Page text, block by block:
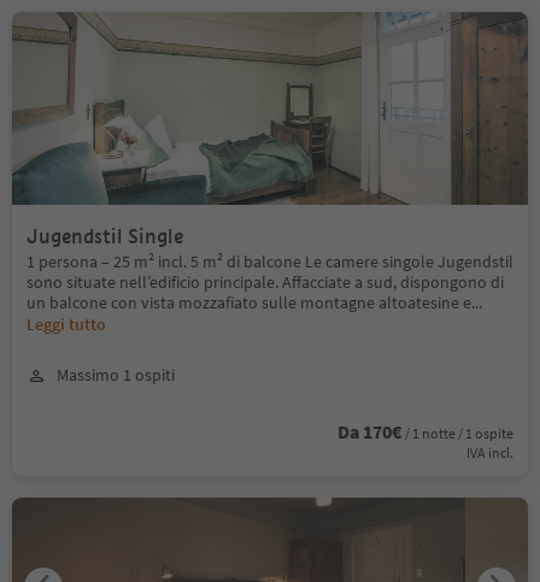
Jugendstil Single
1 persona – 25 m² incl. 5 m² di balcone Le camere singole Jugendstil
sono situate nell’edificio principale. Affacciate a sud, dispongono di
un balcone con vista mozzafiato sulle montagne altoatesine e...
Leggi tutto
Massimo 1 ospiti
Da 170€ / 1 notte / 1 ospite
IVA incl.